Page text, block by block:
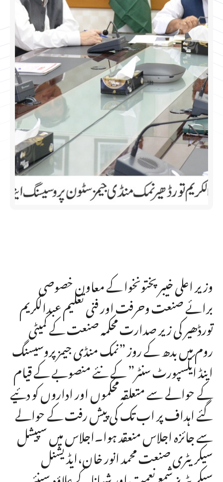
وزیر اعلی خیبر پختونخوا کے معاون خصوصی
برائے صنعت وحرفت اور فنی تعلیم عبدالکریم
تورڈھیر کی زیر صدارت محکمہ صنعت کے کمیٹی
روم میں بدھ کے روز ”نمک منڈی جیمز پروسیسنگ
اینڈ ایکسپورٹ سنٹر” کے نئے منصوبے کے قیام
کے حوالے سے متعلقہ محکموں اور اداروں کو دئیے
گئے اہداف پر اب تک کی پیش رفت کے حوالے
سے جائزہ اجلاس منعقد ہوا۔اجلاس میں سپیشل
سیکریٹری صنعت محمد انور خان،ایڈیشنل